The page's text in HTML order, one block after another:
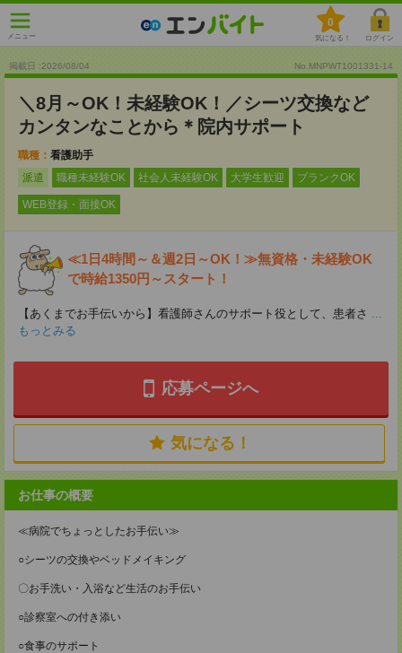
メニュー
0
気になる！ ログイン
掲載日 :2026/08/04 No.MNPWT1001331-14
＼8月～OK！未経験OK！／シーツ交換など
カンタンなことから＊院内サポート
職種： 看護助手
派遣
職種未経験OK 社会人未経験OK 大学生歓迎 ブランクOK
WEB登録・面接OK
≪1日4時間～＆週2日～OK！≫無資格・未経験OK
で時給1350円～スタート！
【あくまでお手伝いから】看護師さんのサポート役として、患者さ ...
もっとみる
応募ページへ
気になる！
お仕事の概要
≪病院でちょっとしたお手伝い≫
○シーツの交換やベッドメイキング
〇お手洗い・入浴など生活のお手伝い
○診察室への付き添い
○食事のサポート